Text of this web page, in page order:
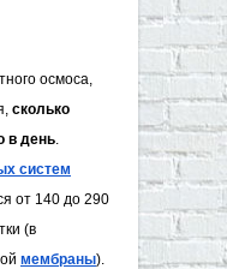
осмоса,
сколько
в день
​систем
от 140 до 290
(в
мемб​раны).